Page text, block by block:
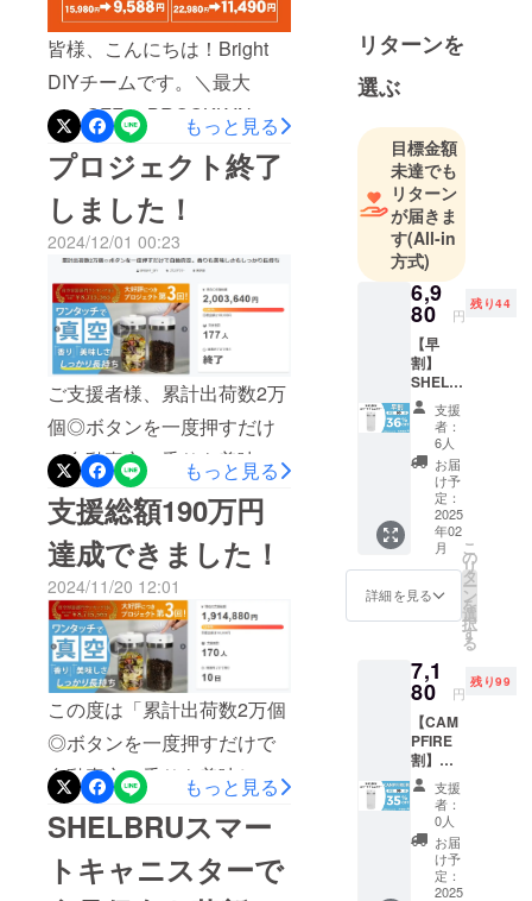
で強力吸引！ポンプ内蔵の
次世代圧縮バッグ最大割引
は41%OFF！高割引率は数
量限定です！ここだけの限
定割引を見逃さないよう、
ぜひお気に入り登録して公
開をお待ちください！お気
に入り登録することで公開
されたらメールでお知らせ
いたします！プレビュー
ページはこちら &gt;&gt;&gt;
https://camp-
fire.jp/projects/951841/view
＞＞＞ クーポンのURLは
こちら ＜＜＜※公開日から
クーポンリンクが使用でき
ます。プレビューページは
こちら &gt;&gt;&gt;
https://camp-
fire.jp/projects/951841/view
今後とも、何卒よろしくお
願い致します。BRIGHT
チーム
皆様、こんにちは！Bright
DIYチームです。＼最大
50%OFF／ BROOKLYN 秋
のセール！！秋色が次第に
濃くなってまいりました
が、いかがお過ごしでしょ
うか。BROOKLYN ECでは9
月12日（金）から9月18日
（木）まで秋のセールを開
催いたします〜飲みたい時
にすぐに美味しいコーヒー
を淹れられる「OUTDOOR
DRIP SET」やアラビカ比率
の高い深煎りコーヒー豆
「GLAFE ORIGINAL」のお
得なセットが最大50％とな
ります♪この機会にお買い求
めください！★BROOKLYN
EC 秋のセール★開催期
間：2025/9/12（金）～
2025/9/18（木）▼今すぐ
チェック
▼https://brooklynjp.official.e
c/どうぞよろしくお願い致し
ます。Bright DIYチーム
もっと見る
プロジェクト終了
しました！
2024/12/01 00:23
ご支援者様、累計出荷数2万
個◎ボタンを一度押すだけ
で自動真空。香りも美味し
さもしっかり長持ちにご興
味をお持ちいただきありが
とうございます。プロジェ
クト開始から55日目で177
人ものご支援者の方々より
支援頂き、無事プロジェク
ト終了を迎えることが出来
ました。早速皆様のリター
ンを2025年02月末にお届け
できるよう準備を始めてお
ります！皆様にご満足いた
だけるリターンをお届けで
きるよう、全力で取り組ん
もっと見る
支援総額190万円
達成できました！
2024/11/20 12:01
この度は「累計出荷数2万個
◎ボタンを一度押すだけで
自動真空。香りも美味しさ
もしっかり長持ち」に支援
頂き、ありがとうございま
す！お陰様で、支援総額190
もっと見る
SHELBRUスマー
トキャニスターで
日本の皆様
にも是非体
験していた
ロジェクト
を立ち上げ
ました。
最新のテク
ノロジー
で、皆さん
の生活をよ
り豊かに、
快適にする
ことが弊社
の理念で
す。
どうぞよろ
しくお願い
致します！
リターンを
選ぶ
目標金額
未達でも
リターン
が届きま
す(All-in
方式)
6,9
80 円
残り44
【早
割】
SHELB
RUス
マート
キャニ
スター
×１セッ
販売予
定価
格：
10,980
円 セッ
ト内
容： ・
ブリュ
『ス
マート
キャニ
ス
ター』
×1 ・
Type-C
ケーブ
ル×1 ・
取扱説
明書×1
※リター
支援
者：
6人
お届
け予
定：
2025
年02
月
詳細を見る
こ
の
リ
タ
ー
ン
を
選
択
す
る
7,1
80 円
残り99
【CAM
PFIRE
割】
SHELB
RUス
マート
キャニ
スター
×１セッ
支援
者：
0人
お届
け予
定：
2025